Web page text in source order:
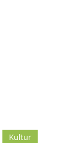
Kultur